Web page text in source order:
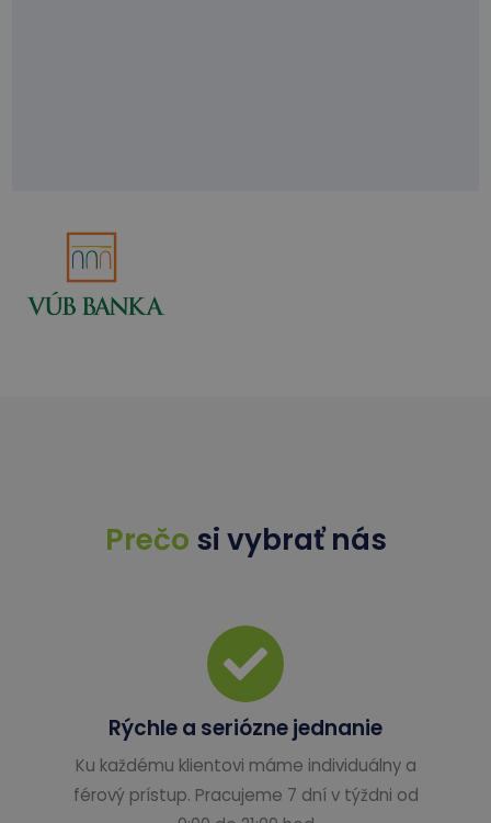
Prečo si vybrať nás
Rýchle a seriózne jednanie
Ku každému klientovi máme individuálny a
férový prístup. Pracujeme 7 dní v týždni od